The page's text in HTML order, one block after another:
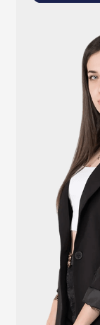
Принтеры чеков
О компании
Оплата и доставка
Контакты
Штрихкодовое
Весовое
Счётчики валюты
Терминалы
Денежные ящики
Онлайн-кассы
Антикражные
POS-компьютеры
POS-моноблоки
POS-мониторы